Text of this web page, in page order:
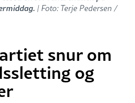
| Foto: Terje Pedersen /
snur om
og